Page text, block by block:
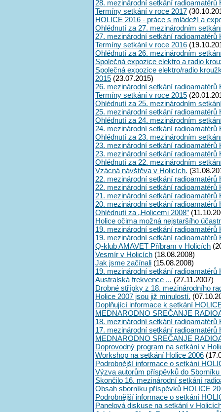
28. mezinárodní setkání radioamatérů
Termíny setkání v roce 2017
HOLICE 2016 - práce s mládeží a
Ohlédnutí za 27. mezinárodním
27. mezinárodní setkání radioamatérů
Termíny setkání v roce 2016
Ohlédnutí za 26. mezinárodním
Společná expozice elektro a radio
Společná expozice elektro/radio
2015 (23.07.2015)
26. mezinárodní setkání radioamatérů
Termíny setkání v roce 2015
Ohlédnutí za 25. mezinárodním
25. mezinárodní setkání radioamatérů
Ohlédnutí za 24. mezinárodním
24. mezinárodní setkání radioamatérů
Ohlédnutí za 23. mezinárodním
23. mezinárodní setkání
23. mezinárodní setkání radioamatérů
Ohlédnutí za 22. mezinárodním
Vzácná návštěva v Holicích.
22. mezinárodní setkání
22. mezinárodní setkání radioamatérů
21. mezinárodní setkání radioamatérů
20. mezinárodní setkání radioamatérů
Ohlédnutí za „Holicemi 2008”
Holice očima možná nejstaršího
19. mezinárodní setkání radioamatérů
19. mezinárodní setkání
Q-klub AMAVET Příbram v Holicích
Vesmír v Holicích (18.08.2008)
Jak jsme začínali (15.08.2008)
19. mezinárodní setkání
Australská frekvence ... (27.11.2007)
Drobné střípky z 18. mezinárodního
Holice 2007 jsou již minulostí.
Doplňující informace k setkání
MEDNARODNO SREČANJE
18. mezinárodní setkání radioamatérů
17. mezinárodní setkání radioamatérů
MEDNARODNO SREČANJE
Doprovodný program na setkání v
Workshop na setkání Holice 2006
Podrobnější informace o setkání
Výzva autorům příspěvků do
Skončilo 16. mezinárodní setkání
Obsah sborníku příspěvků HOLICE
Podrobnější informace o setkání
Panelová diskuse na setkání v